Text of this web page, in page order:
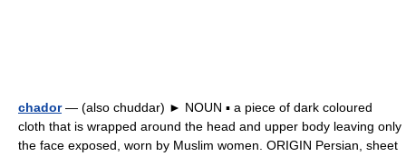
chador— (also chuddar) ► NOUN ▪ a piece of dark coloured
cloth that is wrapped around the head and upper body leaving only
the face exposed, worn by Muslim women. ORIGIN Persian, sheet